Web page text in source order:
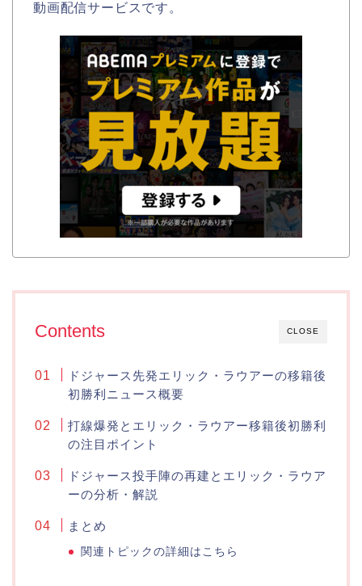
動画配信サービスです。
CLOSE
Contents
ドジャース先発エリック・ラウアーの移籍後
初勝利ニュース概要
打線爆発とエリック・ラウアー移籍後初勝利
の注目ポイント
ドジャース投手陣の再建とエリック・ラウア
ーの分析・解説
まとめ
関連トピックの詳細はこちら